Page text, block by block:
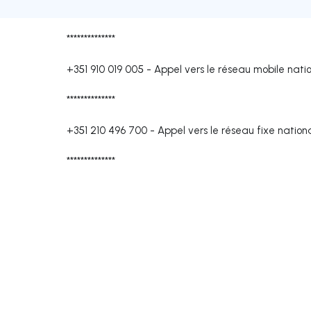
**************
+351 910 019 005 - Appel vers le réseau mobile
**************
+351 210 496 700 - Appel vers le réseau fixe
**************